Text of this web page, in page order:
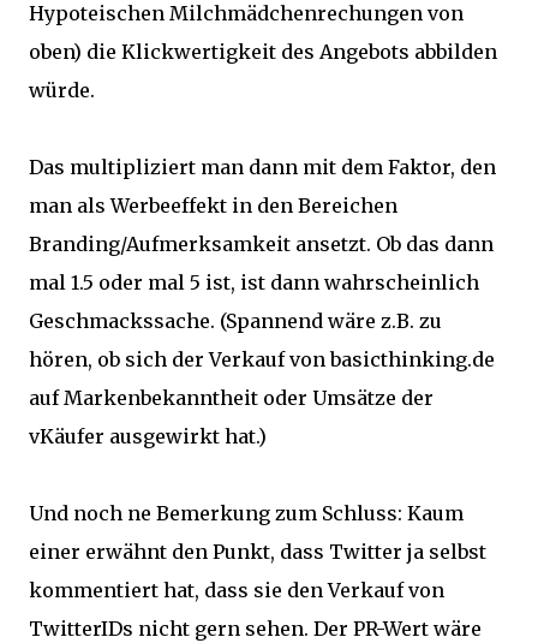
Hypoteischen Milchmädchenrechungen von
oben) die Klickwertigkeit des Angebots abbilden
würde.
Das multipliziert man dann mit dem Faktor, den
man als Werbeeffekt in den Bereichen
Branding/Aufmerksamkeit ansetzt. Ob das dann
mal 1.5 oder mal 5 ist, ist dann wahrscheinlich
Geschmackssache. (Spannend wäre z.B. zu
hören, ob sich der Verkauf von basicthinking.de
auf Markenbekanntheit oder Umsätze der
vKäufer ausgewirkt hat.)
Und noch ne Bemerkung zum Schluss: Kaum
einer erwähnt den Punkt, dass Twitter ja selbst
kommentiert hat, dass sie den Verkauf von
TwitterIDs nicht gern sehen. Der PR-Wert wäre